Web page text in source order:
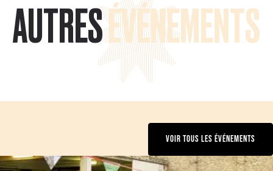
AUTRESÉVÉNEMENTS
VOIR TOUS LES ÉVÉNEMENTS